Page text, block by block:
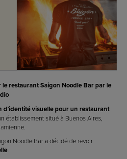
restaurant Saigon Noodle Bar par le
d’identité visuelle pour un restaurant
établissement situé à Buenos Aires,
Noodle Bar a décidé de revoir
.